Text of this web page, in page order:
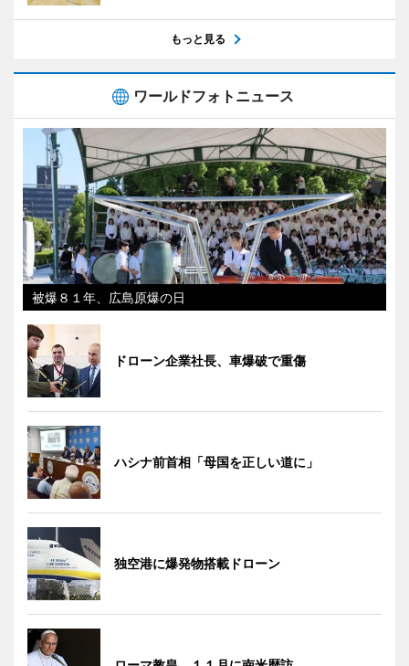
もっと見る
ワールドフォトニュース
被爆８１年、広島原爆の日
ドローン企業社長、車爆破で重傷
ハシナ前首相「母国を正しい道に」
独空港に爆発物搭載ドローン